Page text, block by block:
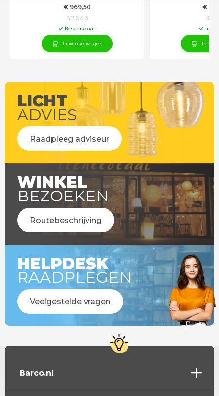
€969,50
42643
Beschikbaar
In winkelwagen
€
In
In
LICHT
ADVIES
Raadpleeg adviseur
WINKEL
BEZOEKEN
Routebeschrijving
HELPDESK
RAADPLEGEN
Veelgestelde vragen
Barco.nl